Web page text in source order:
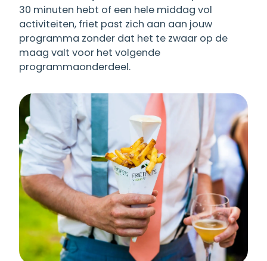
30 minuten hebt of een hele middag vol
activiteiten, friet past zich aan aan jouw
programma zonder dat het te zwaar op de
maag valt voor het volgende
programmaonderdeel.